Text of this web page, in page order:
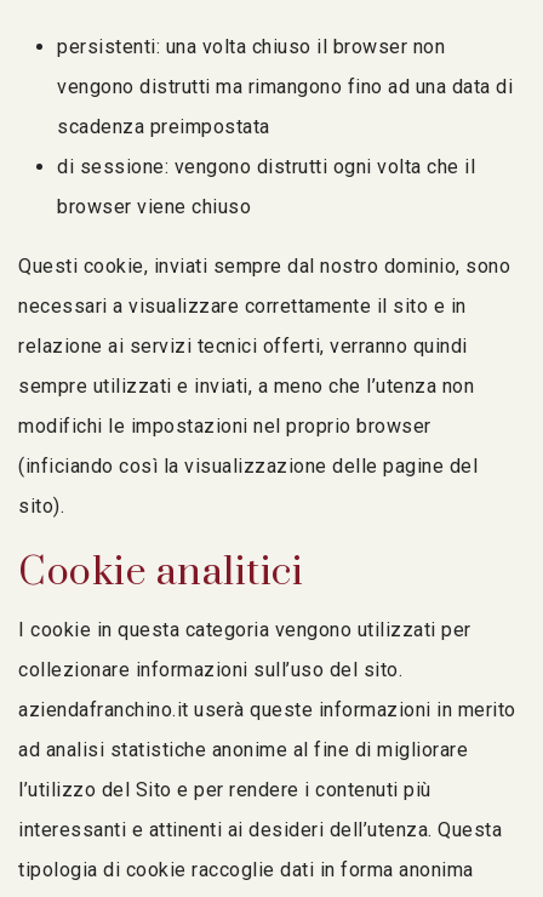
persistenti: una volta chiuso il browser non
vengono distrutti ma rimangono fino ad una data di
scadenza preimpostata
di sessione: vengono distrutti ogni volta che il
browser viene chiuso
Questi cookie, inviati sempre dal nostro dominio, sono
necessari a visualizzare correttamente il sito e in
relazione ai servizi tecnici offerti, verranno quindi
sempre utilizzati e inviati, a meno che l’utenza non
modifichi le impostazioni nel proprio browser
(inficiando così la visualizzazione delle pagine del
sito).
Cookie analitici
I cookie in questa categoria vengono utilizzati per
collezionare informazioni sull’uso del sito.
aziendafranchino.it userà queste informazioni in merito
ad analisi statistiche anonime al fine di migliorare
l’utilizzo del Sito e per rendere i contenuti più
interessanti e attinenti ai desideri dell’utenza. Questa
tipologia di cookie raccoglie dati in forma anonima